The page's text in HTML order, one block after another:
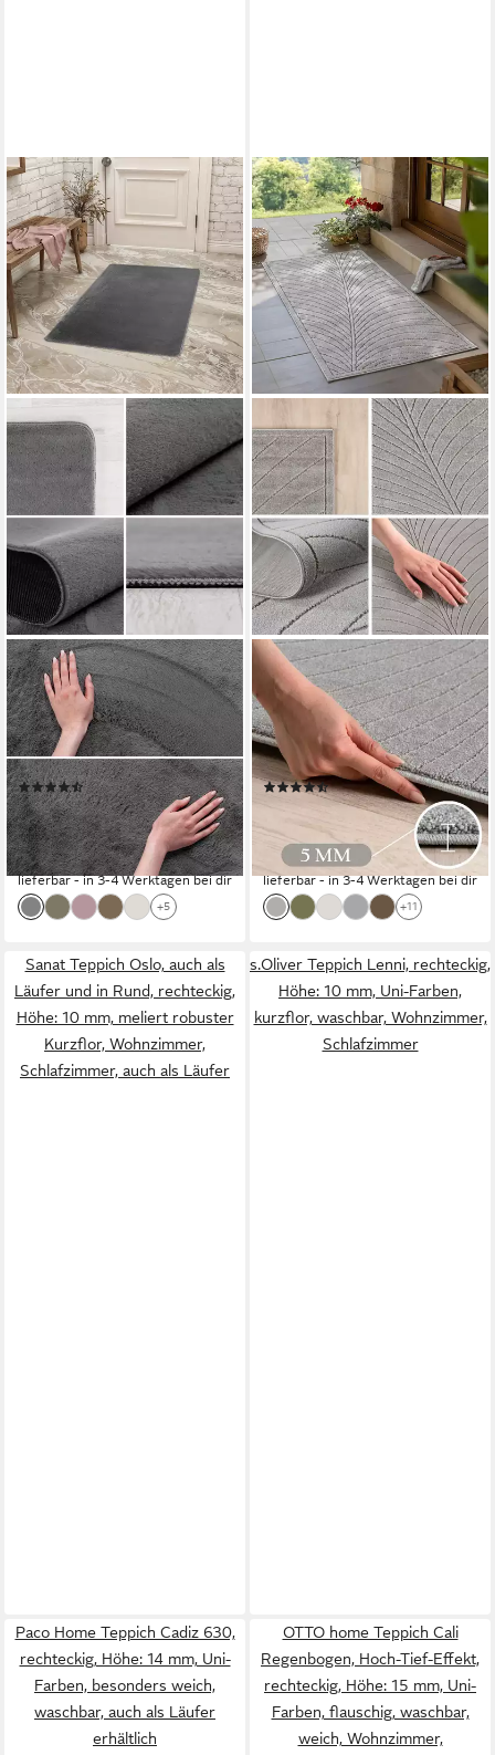
TEPPIUM
Teppich Unicolor - Einfarbig,
Läufer, Höhe: 11 mm, Kurzflor
Teppich Anti-Rutsch
Rückseite Waschbar
Flauschiger(19)
ab 18,90 € UVP75,90 €
nur diesen Monat
-75%
lieferbar - in 3-4 Werktagen bei dir
+5
TEPPIUM
Teppich Skandinavischer 3D
Design, Läufer, Höhe: 5 mm,
Indoor Outdoor Teppich
Wetterfest 3D Optik
Wohnzimmer Küchen
(14)
ab 32,13 € UVP91,90 €
nur diesen Monat
-65%
lieferbar - in 3-4 Werktagen bei dir
+11
Sanat Teppich Oslo, auch als
Läufer und in Rund, rechteckig,
Höhe: 10 mm, meliert robuster
Kurzflor, Wohnzimmer,
Schlafzimmer, auch als Läufer
s.Oliver Teppich Lenni, rechteckig,
Höhe: 10 mm, Uni-Farben,
kurzflor, waschbar, Wohnzimmer,
Schlafzimmer
Paco Home Teppich Cadiz 630,
rechteckig, Höhe: 14 mm, Uni-
Farben, besonders weich,
waschbar, auch als Läufer
erhältlich
OTTO home Teppich Cali
Regenbogen, Hoch-Tief-Effekt,
rechteckig, Höhe: 15 mm, Uni-
Farben, flauschig, waschbar,
weich, Wohnzimmer,